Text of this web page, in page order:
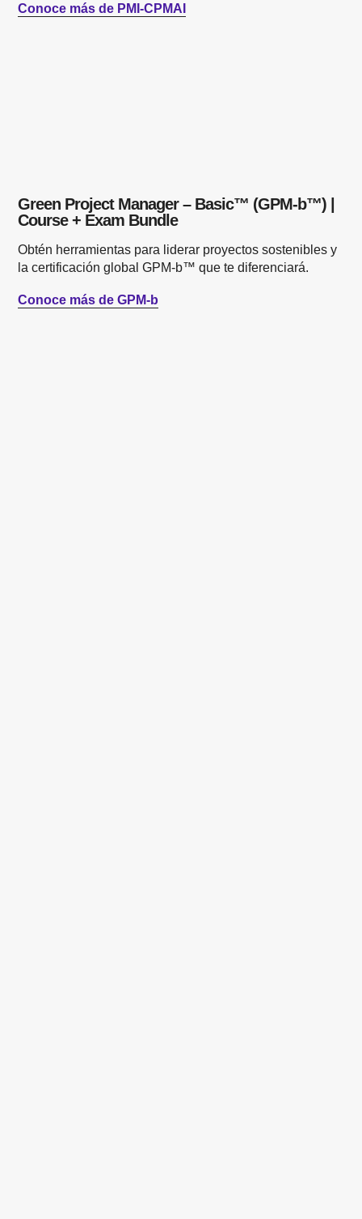
Conoce más de PMI-CPMAI
Green Project Manager – Basic™ (GPM-b™) |
Course + Exam Bundle
Obtén herramientas para liderar proyectos sostenibles y
la certificación global GPM-b™ que te diferenciará.
Conoce más de GPM-b